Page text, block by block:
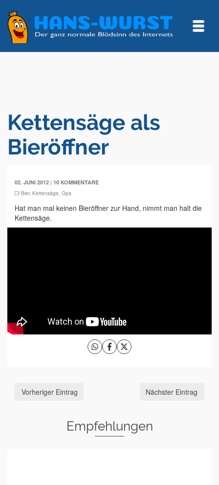
Kettensäge als
Bieröffner
02. JUNI 2012 | 10 KOMMENTARE
Bier, Kettensäge, Opa
Hat man mal keinen Bieröffner zur Hand, nimmt man halt die
Kettensäge.
Vorheriger Eintrag Nächster Eintrag
Empfehlungen